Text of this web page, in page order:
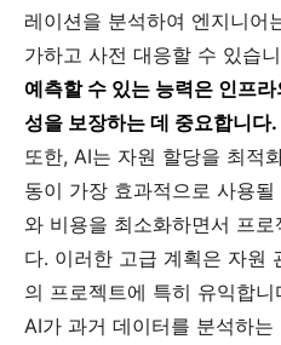
레이션을 분석하여 엔지니어
가하고 사전 대응할 수 있습
예측할 수 있는 능력은 인프
성을 보장하는 데 중요합니다.
또한, AI는 자원 할당을 최적
동이 가장 효과적으로 사용
와 비용을 최소화하면서 프
다. 이러한 고급 계획은 자원
의 프로젝트에 특히 유익합니
AI가 과거 데이터를 분석하